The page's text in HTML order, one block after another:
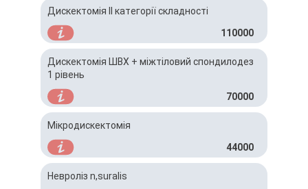
Дискектомія ІІ категорії складності
110000
Дискектомія ШВХ + міжтіловий спондилодез
1 рівень
70000
Мікродискектомія
44000
Невроліз n,suralis